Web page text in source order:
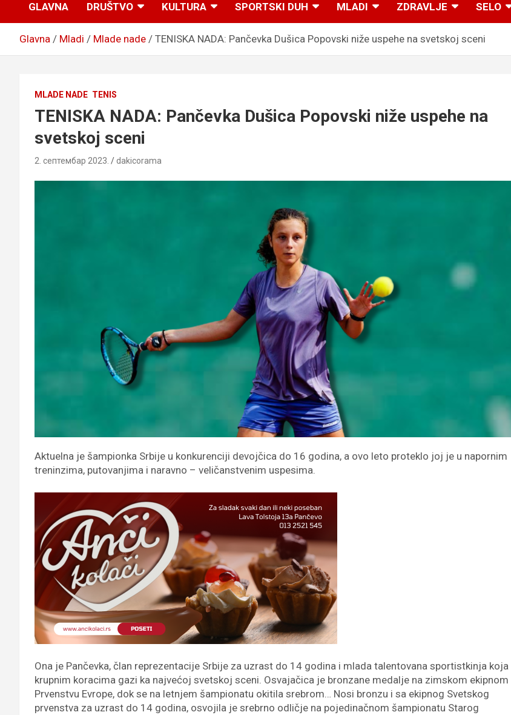
GLAVNA DRUŠTVO KULTURA SPORTSKI DUH MLADI ZDRAVLJE SELO
Glavna Mladi Mlade nade TENISKA NADA: Pančevka Dušica Popovski niže uspehe na svetskoj sceni
MLADE NADE TENIS
TENISKA NADA: Pančevka Dušica Popovski niže uspehe na
svetskoj sceni
2. септембар 2023. dakicorama
Aktuelna je šampionka Srbije u konkurenciji devojčica do 16 godina, a ovo leto proteklo joj je u napornim
treninzima, putovanjima i naravno – veličanstvenim uspesima.
Ona je Pančevka, član reprezentacije Srbije za uzrast do 14 godina i mlada talentovana sportistkinja koja
krupnim koracima gazi ka najvećoj svetskoj sceni. Osvajačica je bronzane medalje na zimskom ekipnom
Prvenstvu Evrope, dok se na letnjem šampionatu okitila srebrom… Nosi bronzu i sa ekipnog Svetskog
prvenstva za uzrast do 14 godina, osvojila je srebrno odličje na pojedinačnom šampionatu Starog